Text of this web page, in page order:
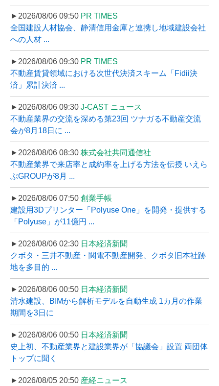
►2026/08/06 09:50 PR TIMES
全国建設人材協会、静清信用金庫と連携し地域建設会社
への人材 ...
►2026/08/06 09:30 PR TIMES
不動産賃貸領域における次世代決済スキーム「Fidii決
済」累計決済 ...
►2026/08/06 09:30 J-CAST ニュース
不動産業界の交流を深める第23回 ツナガる不動産交流
会が8月18日に ...
►2026/08/06 08:30 株式会社共同通信社
不動産業界で来店率と成約率を上げる方法を伝授 いえら
ぶGROUPが8月 ...
►2026/08/06 07:50 創業手帳
建設用3Dプリンター「Polyuse One」を開発・提供する
「Polyuse」が11億円 ...
►2026/08/06 02:30 日本経済新聞
クボタ・三井不動産・関電不動産開発、クボタ旧本社跡
地を多目的 ...
►2026/08/06 00:50 日本経済新聞
清水建設、BIMから解析モデルを自動生成 1カ月の作業
期間を3日に
►2026/08/06 00:50 日本経済新聞
史上初、不動産業界と建設業界が「協議会」設置 両団体
トップに聞く
►2026/08/05 20:50 産経ニュース